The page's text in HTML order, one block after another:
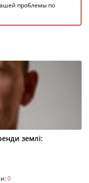
проблемы по
землі:
0